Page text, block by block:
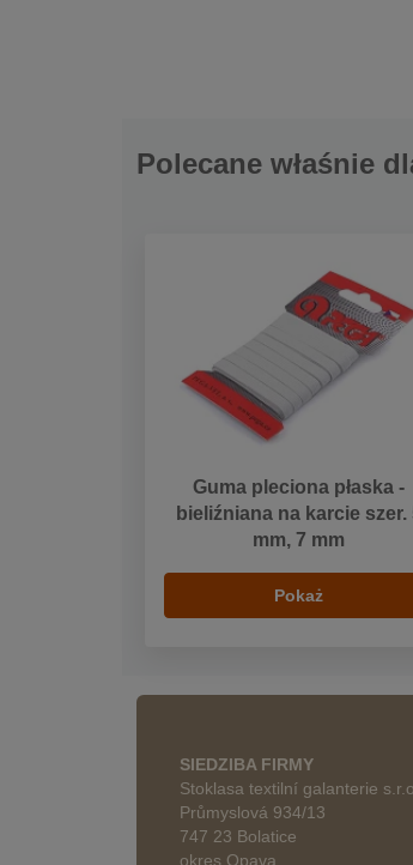
Polecane właśnie
Guma pleciona płaska -
bieliźniana na karcie szer.
mm, 7 mm
Pokaż
SIEDZIBA FIRMY
Stoklasa textilní galanterie
Průmyslová 934/13
747 23 Bolatice
okres Opava